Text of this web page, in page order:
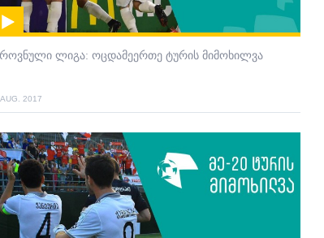
ლიგა: ოცდამეერთე ტურის მიმოხილვა
2017